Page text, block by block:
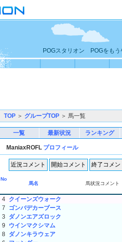
POGスタリオン POGをもう
TOP ＞ グループTOP ＞ 馬一覧
一覧 最新状況 ランキング
ManiaxROFL プロフィール
No
馬名
馬状況コメント
4
クイーンズウォーク
7
ゴンバデカーブース
3
ダノンエアズロック
9
ウインマクシマム
8
ダノンキラウェア